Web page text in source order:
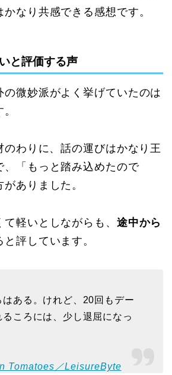
なり共感できる感想です。
と評価する声
の微妙派がよく挙げていたのは
わりに、話の運びはかなり王
、「もっと踏み込めたので
ありました。
軽いとしながらも、 途中から
と評しています。
はある。けれど、20回もデー
るころには、少し退屈になっ
Tomatoes／LeisureByte